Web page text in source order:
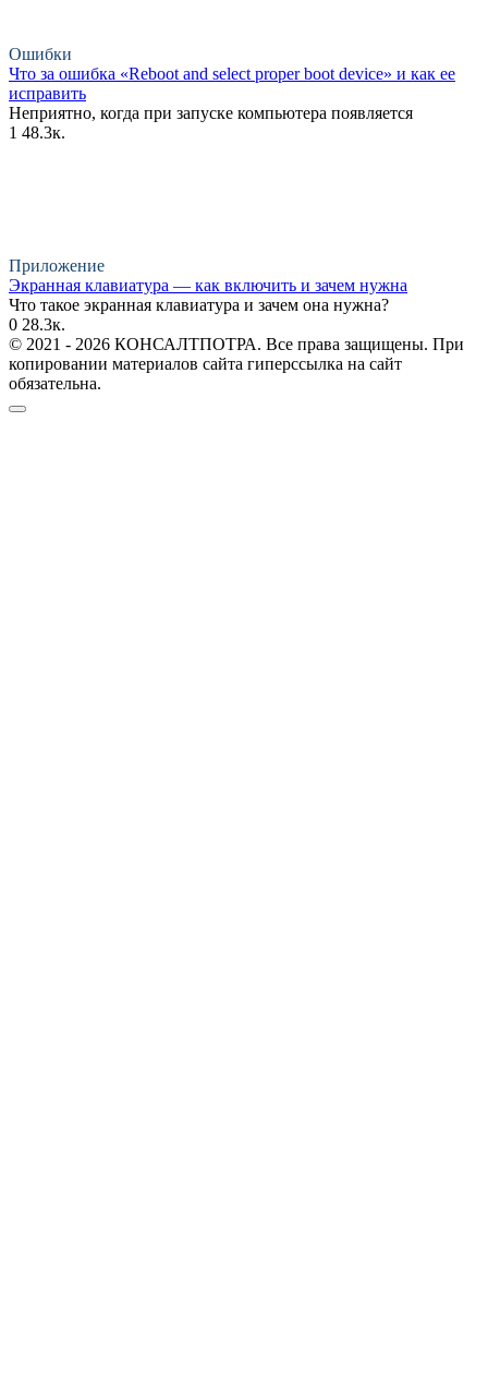
Ошибки
Что за ошибка «Reboot and select proper boot device» и как ее
исправить
Неприятно, когда при запуске компьютера появляется
1 48.3к.
Приложение
Экранная клавиатура — как включить и зачем нужна
Что такое экранная клавиатура и зачем она нужна?
0 28.3к.
© 2021 - 2026 КОНСАЛТПОТРА. Все права защищены. При
копировании материалов сайта гиперссылка на сайт
обязательна.